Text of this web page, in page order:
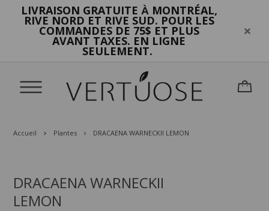
LIVRAISON GRATUITE À MONTRÉAL,
RIVE NORD ET RIVE SUD. POUR LES
COMMANDES DE 75$ ET PLUS
AVANT TAXES. EN LIGNE
SEULEMENT.
Accueil Plantes DRACAENA WARNECKII LEMON
DRACAENA WARNECKII
LEMON